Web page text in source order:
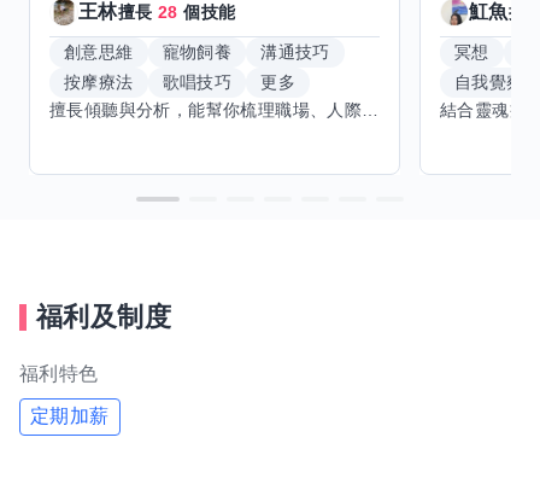
王林擅長28 個技能
創意思維 寵物飼養
溝通技巧
按摩療法
歌唱技巧
更多
魟魚擅
冥想
自我覺察
福利及制度
福利特色
定期加薪